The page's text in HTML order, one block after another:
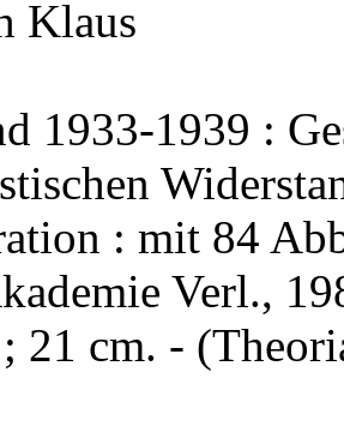
Klaus
1933-1939 :
: mit 84
Verl.,
21 cm. -